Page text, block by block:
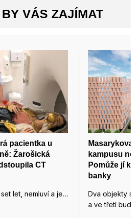
VÁS ZAJÍMAT
pacientka u
Žarošická
CT
let, nemluví a je…
Masarykova
kampusu
Pomůže jí k
banky
Dva objekty
a ve třetí